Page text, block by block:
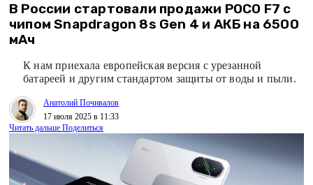
В России стартовали продажи POCO F7 с
чипом Snapdragon 8s Gen 4 и АКБ на 6500
мАч
К нам приехала европейская версия с урезанной
батареей и другим стандартом защиты от воды и пыли.
Анатолий Почивалов
17 июля 2025 в 11:33
Читать дальше Поделиться